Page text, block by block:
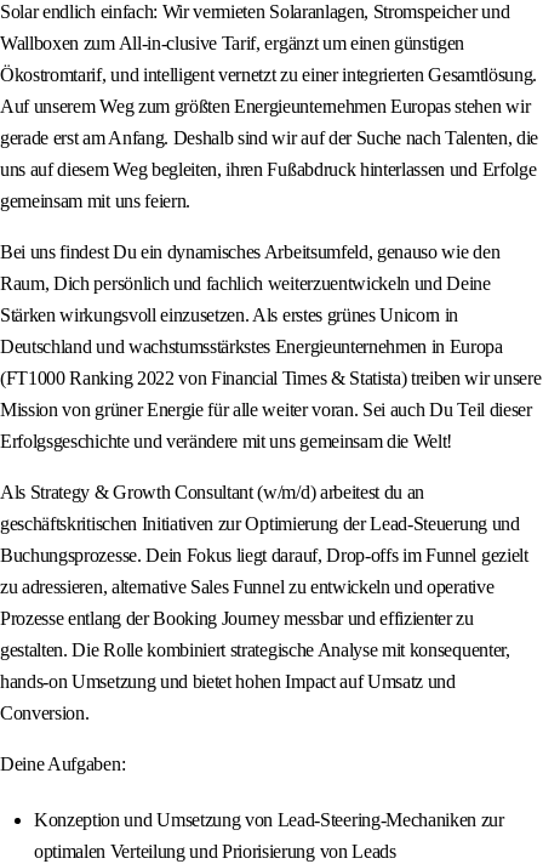
Solar endlich einfach: Wir vermieten Solaranlagen, Stromspeicher und
Wallboxen zum All‑in‑clusive Tarif, ergänzt um einen günstigen
Ökostromtarif, und intelligent vernetzt zu einer integrierten Gesamtlösung.
Auf unserem Weg zum größten Energieunternehmen Europas stehen wir
gerade erst am Anfang. Deshalb sind wir auf der Suche nach Talenten, die
uns auf diesem Weg begleiten, ihren Fußabdruck hinterlassen und Erfolge
gemeinsam mit uns feiern.
Bei uns findest Du ein dynamisches Arbeitsumfeld, genauso wie den
Raum, Dich persönlich und fachlich weiterzuentwickeln und Deine
Stärken wirkungsvoll einzusetzen. Als erstes grünes Unicorn in
Deutschland und wachstumsstärkstes Energieunternehmen in Europa
(FT1000 Ranking 2022 von Financial Times & Statista) treiben wir unsere
Mission von grüner Energie für alle weiter voran. Sei auch Du Teil dieser
Erfolgsgeschichte und verändere mit uns gemeinsam die Welt!
Als Strategy & Growth Consultant (w/m/d) arbeitest du an
geschäftskritischen Initiativen zur Optimierung der Lead‑Steuerung und
Buchungsprozesse. Dein Fokus liegt darauf, Drop‑offs im Funnel gezielt
zu adressieren, alternative Sales Funnel zu entwickeln und operative
Prozesse entlang der Booking Journey messbar und effizienter zu
gestalten. Die Rolle kombiniert strategische Analyse mit konsequenter,
hands‑on Umsetzung und bietet hohen Impact auf Umsatz und
Conversion.
Deine Aufgaben:
Konzeption und Umsetzung von Lead‑Steering‑Mechaniken zur
optimalen Verteilung und Priorisierung von Leads